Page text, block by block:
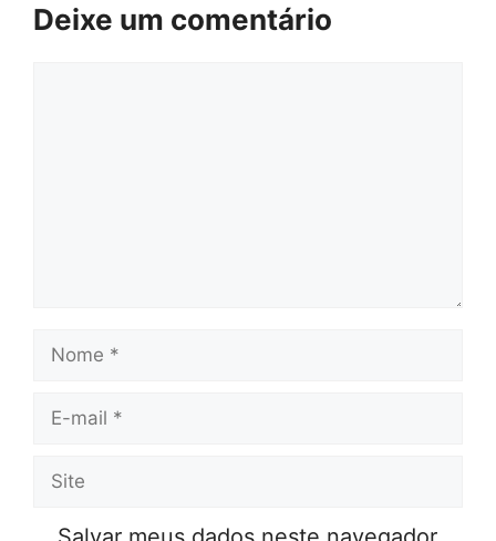
Deixe um comentário
Nome
E-
Site